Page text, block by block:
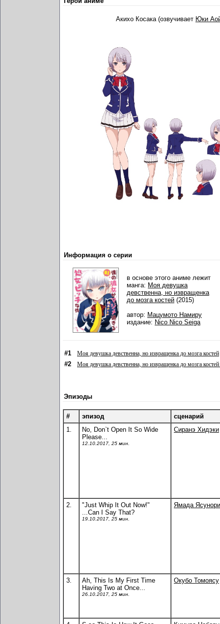
Акихо Косака (озвучивает Юки
Информация о серии
в основе этого аниме лежит
манга: Моя девушка
девственна, но извращенка
до мозга костей (2015)
автор: Мацумото Намиру
издание: Nico Nico Seiga
#1 Моя девушка девственна, но извращенка до мозга костей
#2
Моя девушка девственна, но извращенка до мозга
Эпизоды
# эпизод
сценарий
1.
No, Don`t Open It So Wide
Please...
12.10.2017, 25 мин.
Сиранэ Хидэки
2.
"Just Whip It Out Now!"
...Can I Say That?
19.10.2017, 25 мин.
Ямада Ясунори
3.
Ah, This Is My First Time
Having Two at Once...
26.10.2017, 25 мин.
Окубо Томоясу